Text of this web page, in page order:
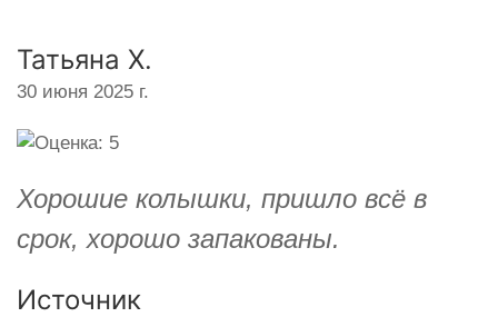
Татьяна Х.
30 июня 2025 г.
Хорошие колышки, пришло всё в
срок, хорошо запакованы.
Источник